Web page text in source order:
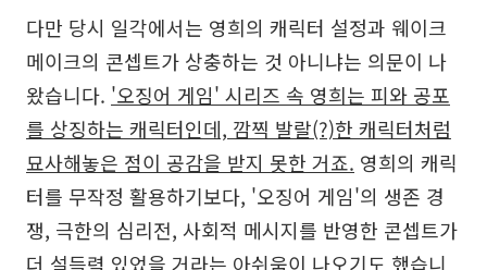
다만 당시 일각에서는 영희의 캐릭터 설정과 웨이크
메이크의 콘셉트가 상충하는 것 아니냐는 의문이 나
왔습니다. '오징어 게임' 시리즈 속 영희는 피와 공포
를 상징하는 캐릭터인데, 깜찍 발랄(?)한 캐릭터처럼
묘사해놓은 점이 공감을 받지 못한 거죠. 영희의 캐릭
터를 무작정 활용하기보다, '오징어 게임'의 생존 경
쟁, 극한의 심리전, 사회적 메시지를 반영한 콘셉트가
더 설득력 있었을 거라는 아쉬움이 나오기도 했습니